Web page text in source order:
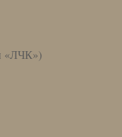
«ЛЧК»)